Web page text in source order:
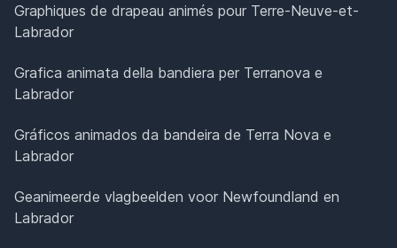
Graphiques de drapeau animés pour Terre-Neuve-et-
Labrador
Grafica animata della bandiera per Terranova e
Labrador
Gráficos animados da bandeira de Terra Nova e
Labrador
Geanimeerde vlagbeelden voor Newfoundland en
Labrador